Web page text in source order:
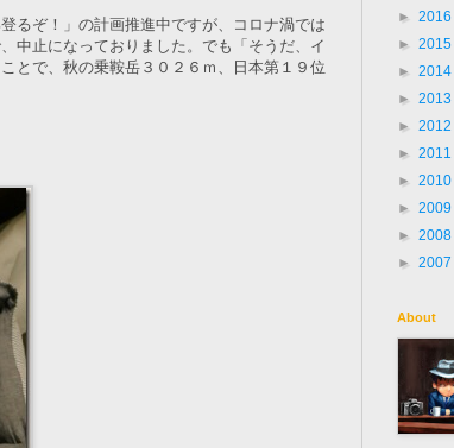
るぞ！」の計画推進中ですが、コロナ渦では
中止になっておりました。でも「そうだ、イ
とで、秋の乗鞍岳３０２６ｍ、日本第１９位
► 2016
► 2015
► 2014
► 2013
► 2012
► 2011
► 2010
► 2009
► 2008
► 2007
About